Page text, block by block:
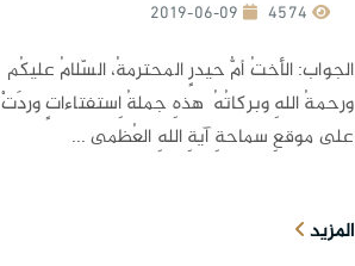
2019-06-09
الجواب: الأختُ أمُّ حيدرٍ المحترمةُ، السّلامُ عليكُم
ورحمةُ اللهِ وبركاتُهُ هذهِ جملةُ اِستفتاءاتٍ وردَتْ
على موقعِ سماحةِ آيةِ اللهِ العُظمى ...
المزيد